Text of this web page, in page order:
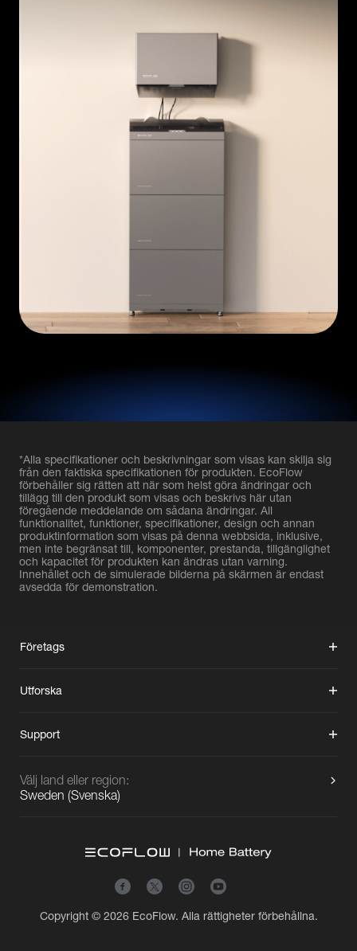
*Alla specifikationer och beskrivningar som visas kan skilja sig
från den faktiska specifikationen för produkten. EcoFlow
förbehåller sig rätten att när som helst göra ändringar och
tillägg till den produkt som visas och beskrivs här utan
föregående meddelande om sådana ändringar. All
funktionalitet, funktioner, specifikationer, design och annan
produktinformation som visas på denna webbsida, inklusive,
men inte begränsat till, komponenter, prestanda, tillgänglighet
och kapacitet för produkten kan ändras utan varning.
Innehållet och de simulerade bilderna på skärmen är endast
avsedda för demonstration.
Företags
Utforska
Support
Välj land eller region:
Sweden (Svenska)
Copyright © 2026 EcoFlow. Alla rättigheter förbehållna.